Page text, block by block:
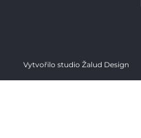
Vytvořilo studio Žalud Design